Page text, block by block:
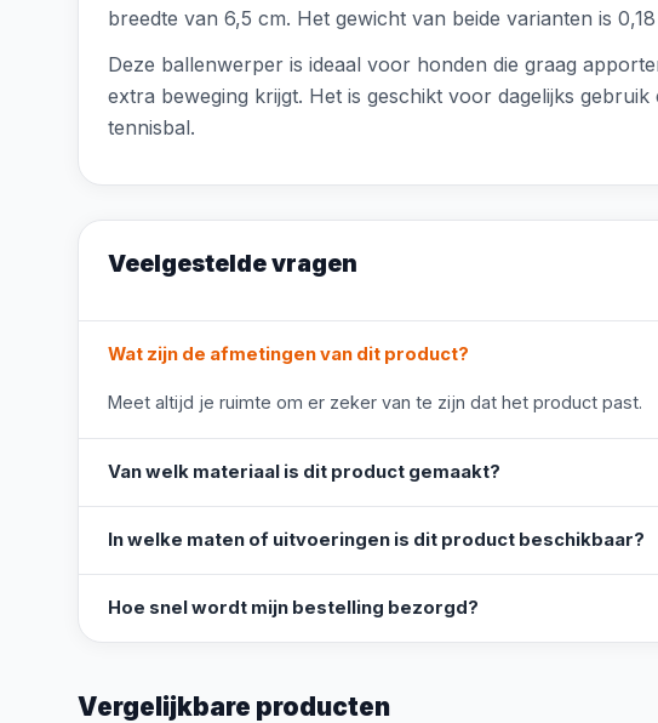
breedte van 6,5 cm. Het gewicht van beide varianten is
Deze ballenwerper is ideaal voor honden die graag
extra beweging krijgt. Het is geschikt voor dagelijks
tennisbal.
Veelgestelde vragen
Wat zijn de afmetingen van dit product?
Meet altijd je ruimte om er zeker van te zijn dat het product past.
Van welk materiaal is dit product gemaakt?
In welke maten of uitvoeringen is dit product beschikbaar?
Hoe snel wordt mijn bestelling bezorgd?
Vergelijkbare producten